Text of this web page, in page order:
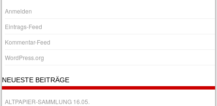
Anmelden
Eintrags-Feed
Kommentar-Feed
WordPress.org
NEUESTE BEITRÄGE
ALTPAPIER-SAMMLUNG 16.05.